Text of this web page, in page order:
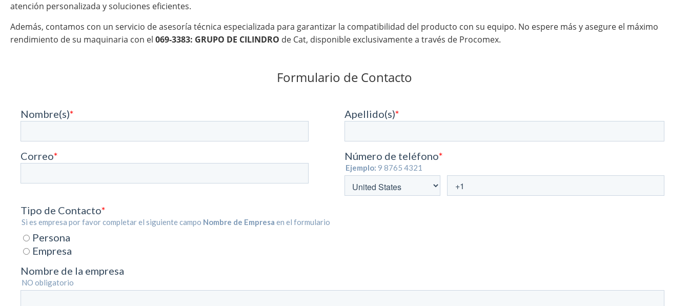
atención personalizada y soluciones eficientes.
Además, contamos con un servicio de asesoría técnica especializada para garantizar la compatibilidad del producto con su equipo. No espere más y asegure el máximo
rendimiento de su maquinaria con el 069-3383: GRUPO DE CILINDRO de Cat, disponible exclusivamente a través de Procomex.
Formulario de Contacto